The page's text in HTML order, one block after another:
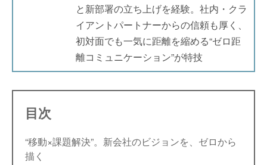
と新部署の立ち上げを経験。社内・クラ
イアントパートナーからの信頼も厚く、
初対面でも一気に距離を縮める“ゼロ距
離コミュニケーション”が特技
目次
“移動×課題解決”。新会社のビジョンを、ゼロから
描く